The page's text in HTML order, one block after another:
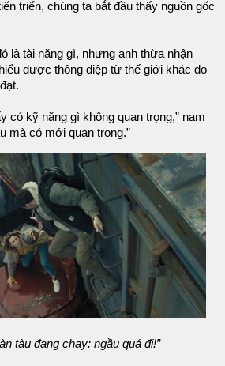
triển, chúng ta bắt đầu thấy nguồn gốc
là tài năng gì, nhưng anh thừa nhận
được thông điệp từ thế giới khác do
có kỹ năng gì không quan trọng,” nam
mà có mới quan trọng.”
tàu đang chạy: ngầu quá đi!”